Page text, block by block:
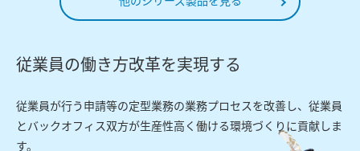
従業員の働き方改革を実現する
従業員が行う申請等の定型業務の業務プロセスを改善し、従業員
とバックオフィス双方が生産性高く働ける環境づくりに貢献しま
す。